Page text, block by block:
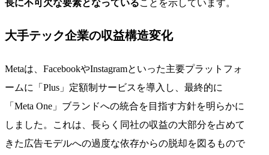
長に不可欠な要素となっていることを示しています。
大手テック企業の収益構造変化
Metaは、FacebookやInstagramといった主要プラットフォ
ームに「Plus」定額制サービスを導入し、最終的に
「Meta One」ブランドへの統合を目指す方針を明らかに
しました。これは、長らく同社の収益の大部分を占めて
きた広告モデルへの過度な依存からの脱却を図るもので